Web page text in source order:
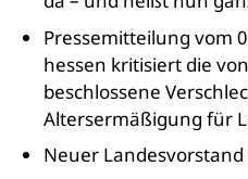
Pressemitteilung vom
hessen kritisiert die
beschlossene
Altersermäßigung für
Neuer